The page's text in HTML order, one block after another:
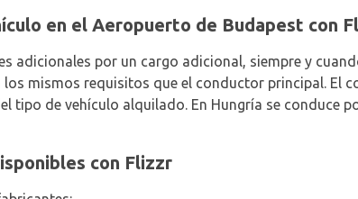
en el Aeropuerto de Budapest con
adicionales por un cargo adicional, siempre y
mismos requisitos que el conductor principal. El
tipo de vehículo alquilado. En Hungría se conduce
con Flizzr